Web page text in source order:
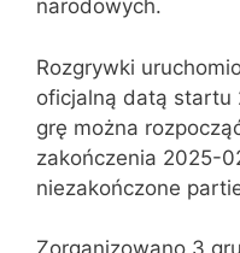
narodowych.
Rozgrywki
oficjalną datą startu
grę można
zakończenia 2025-
niezakończone
Zorganizowano 3